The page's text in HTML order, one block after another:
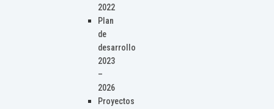
2022
Plan
de
desarrollo
2023
–
2026
Proyectos